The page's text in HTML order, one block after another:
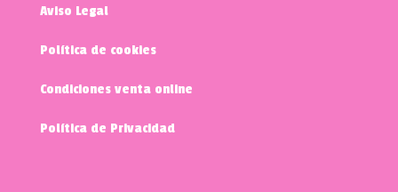
Aviso Legal
Política de cookies
Condiciones venta online
Política de Privacidad